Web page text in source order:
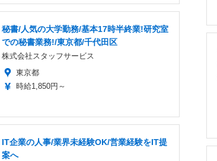
秘書/人気の大学勤務/基本17時半終業!研究室
での秘書業務!/東京都/千代田区
株式会社スタッフサービス
東京都
時給1,850円～
IT企業の人事/業界未経験OK/営業経験をIT提
案へ